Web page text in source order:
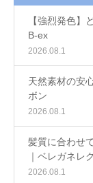
【強烈発色】
B-ex
2026.08.1
天然素材の安
ボン
2026.08.1
髪質に合わせ
｜ベレガネレ
2026.08.1